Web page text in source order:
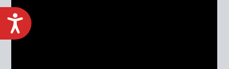
ACCESIBILIDAD